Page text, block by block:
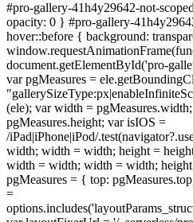
#pro-gallery-41h4y29642-not-
opacity: 0 } #pro-gallery-
hover::before { background:
document.getElementById('pro-
var pgMeasures =
(ele); var width =
pgMeasures.height; var isIOS =
/iPad|iPhone|iPod/
width; width = width; height =
width = width; width = width;
pgMeasures = { top:
=